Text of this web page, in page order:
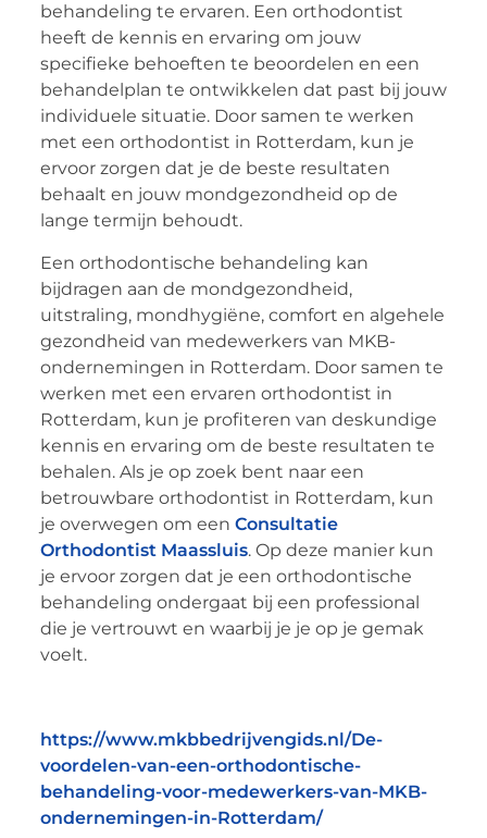
behandeling te ervaren. Een orthodontist
heeft de kennis en ervaring om jouw
specifieke behoeften te beoordelen en een
behandelplan te ontwikkelen dat past bij jouw
individuele situatie. Door samen te werken
met een orthodontist in Rotterdam, kun je
ervoor zorgen dat je de beste resultaten
behaalt en jouw mondgezondheid op de
lange termijn behoudt.
Een orthodontische behandeling kan
bijdragen aan de mondgezondheid,
uitstraling, mondhygiëne, comfort en algehele
gezondheid van medewerkers van MKB-
ondernemingen in Rotterdam. Door samen te
werken met een ervaren orthodontist in
Rotterdam, kun je profiteren van deskundige
kennis en ervaring om de beste resultaten te
behalen. Als je op zoek bent naar een
betrouwbare orthodontist in Rotterdam, kun
je overwegen om een Consultatie
Orthodontist Maassluis. Op deze manier kun
je ervoor zorgen dat je een orthodontische
behandeling ondergaat bij een professional
die je vertrouwt en waarbij je je op je gemak
voelt.
https://www.mkbbedrijvengids.nl/De-
voordelen-van-een-orthodontische-
behandeling-voor-medewerkers-van-MKB-
ondernemingen-in-Rotterdam/